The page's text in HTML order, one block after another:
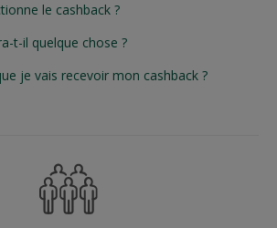
le cashback ?
t-il quelque chose ?
je vais recevoir mon cashback ?